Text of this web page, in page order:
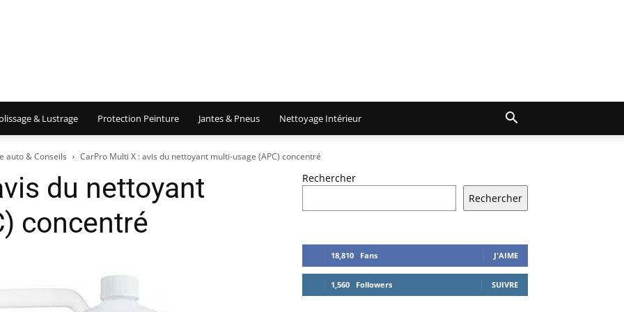
& Lustrage Protection Peinture Jantes & Pneus Nettoyage Intérieur
auto & Conseils CarPro Multi X : avis du nettoyant multi-usage (APC) concentré
du nettoyant
concentré
Rechercher
Rechercher
18,810 Fans J'AIME
1,560 Followers SUIVRE